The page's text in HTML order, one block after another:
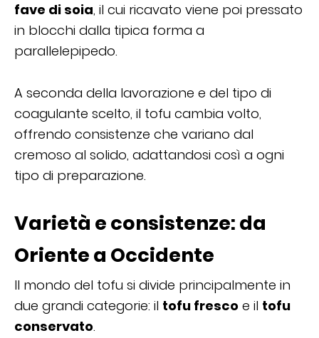
fave di soia, il cui ricavato viene poi pressato
in blocchi dalla tipica forma a
parallelepipedo.
A seconda della lavorazione e del tipo di
coagulante scelto, il tofu cambia volto,
offrendo consistenze che variano dal
cremoso al solido, adattandosi così a ogni
tipo di preparazione.
Varietà e consistenze: da
Oriente a Occidente
Il mondo del tofu si divide principalmente in
due grandi categorie: il tofu fresco e il tofu
conservato.